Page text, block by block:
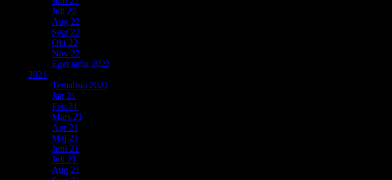
Juli 22
Aug 22
Sept 22
Okt 22
Nov 22
Eget tema 2022
2021
Temalista 2021
Jan 21
Feb 21
Mars 21
Apr 21
Maj 21
Juni 21
Juli 21
Aug 21